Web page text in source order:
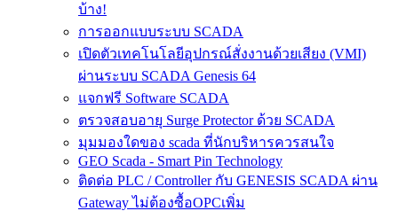
บ้าง!
การออกแบบระบบ SCADA
เปิดตัวเทคโนโลยีอุปกรณ์สั่งงานด้วยเสียง (VMI)
ผ่านระบบ SCADA Genesis 64
แจกฟรี Software SCADA
ตรวจสอบอายุ Surge Protector ด้วย SCADA
มุมมองใดของ scada ที่นักบริหารควรสนใจ
GEO Scada - Smart Pin Technology
ติดต่อ PLC / Controller กับ GENESIS SCADA ผ่าน
Gateway ไม่ต้องซื้อOPCเพิ่ม